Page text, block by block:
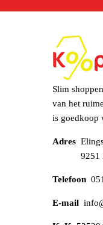
Slim
van het
is goedkoop
Adres
9251
Telefoon
E-mail